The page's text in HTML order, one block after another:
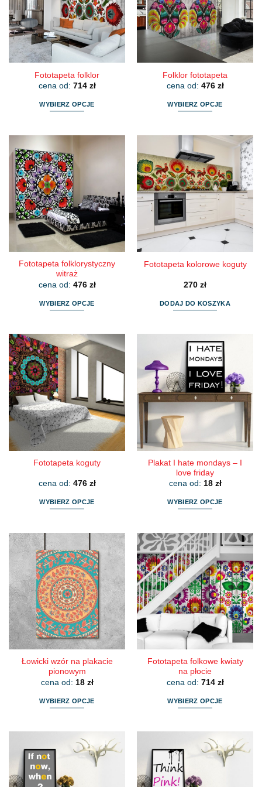
Fototapeta folklor
cena od: 714 zł
WYBIERZ OPCJE
wiele
wariantów.
Opcje
można
wybrać
na
stronie
produktu
Folklor fototapeta
cena od: 476 zł
WYBIERZ OPCJE
wiele
wariantów.
Opcje
można
wybrać
na
stronie
produktu
Fototapeta folklorystyczny
witraż
cena od: 476 zł
WYBIERZ OPCJE
ma
wiele
wariantów.
wybrać
na
stronie
Fototapeta kolorowe koguty
270 zł
DODAJ DO KOSZYKA
Fototapeta koguty
cena od: 476 zł
WYBIERZ OPCJE
wiele
wariantów.
Opcje
można
wybrać
na
stronie
produktu
Plakat I hate mondays – I
love friday
cena od: 18 zł
WYBIERZ OPCJE
ma
wiele
wariantów.
Opcje
można
wybrać
na
stronie
produktu
Łowicki wzór na plakacie
pionowym
cena od: 18 zł
WYBIERZ OPCJE
wiele
wariantów.
Opcje
Fototapeta folkowe kwiaty
na płocie
cena od: 714 zł
WYBIERZ OPCJE
wiele
wariantów.
Opcje